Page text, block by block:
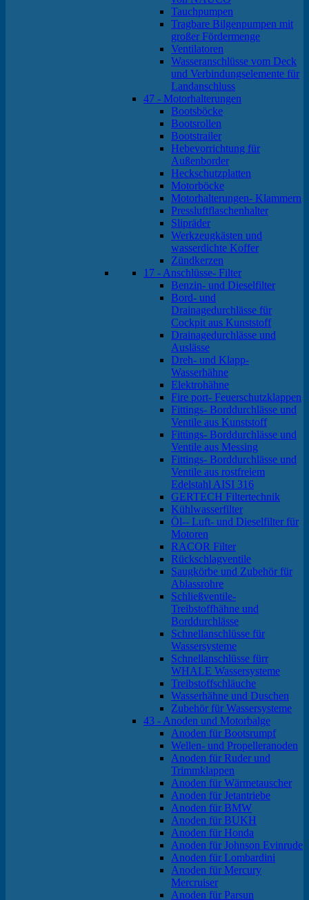
Tauchpumpen
Tragbare Bilgenpumpen mit
großer Fördermenge
Ventilatoren
Wasseranschlüsse vom Deck
und Verbindungselemente für
Landanschluss
47 - Motorhalterungen
Bootsböcke
Bootsrollen
Bootstrailer
Hebevorrichtung für
Außenborder
Heckschutzplatten
Motorböcke
Motorhalterungen- Klammern
Pressluftflaschenhalter
Slipräder
Werkzeugkästen und
wasserdichte Koffer
Zündkerzen
17 - Anschlüsse- Filter
Benzin- und Dieselfilter
Bord- und
Drainagedurchlässe für
Cockpit aus Kunststoff
Drainagedurchlässe und
Auslässe
Dreh- und Klapp-
Wasserhähne
Elektrohähne
Fire port- Feuerschutzklappen
Fittings- Borddurchlässe und
Ventile aus Kunststoff
Fittings- Borddurchlässe und
Ventile aus Messing
Fittings- Borddurchlässe und
Ventile aus rostfreiem
Edelstahl AISI 316
GERTECH Filtertechnik
Kühlwasserfilter
Öl-- Luft- und Dieselfilter für
Motoren
RACOR Filter
Rückschlagventile
Saugkörbe und Zubehör für
Ablassrohre
Schließventile-
Treibstoffhähne und
Borddurchlässe
Schnellanschlüsse für
Wassersysteme
Schnellanschlüsse fürr
WHALE Wassersysteme
Treibstoffschläuche
Wasserhähne und Duschen
Zubehör für Wassersysteme
43 - Anoden und Motorbalge
Anoden für Bootsrumpf
Wellen- und Propelleranoden
Anoden für Ruder und
Trimmklappen
Anoden für Wärmetauscher
Anoden für Jetantriebe
Anoden für BMW
Anoden für BUKH
Anoden für Honda
Anoden für Johnson Evinrude
Anoden für Lombardini
Anoden für Mercury
Mercruiser
Anoden für Parsun